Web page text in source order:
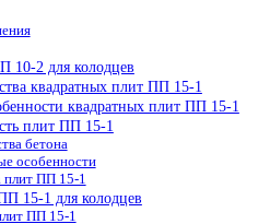
10-2 для колодцев
квадратных плит ПП 15-1
квадратных плит ПП 15-1
плит ПП 15-1
бетона
особенности
плит ПП 15-1
15-1 для колодцев
ПП 15-1